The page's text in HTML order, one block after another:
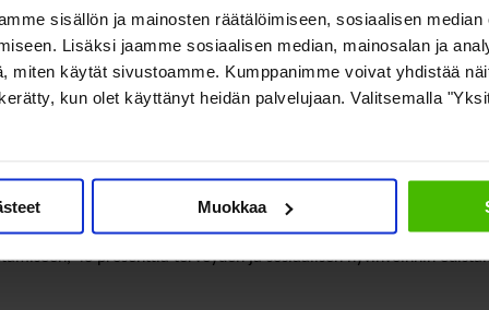
sisällön ja mainosten räätälöimiseen, sosiaalisen
Lisäksi jaamme sosiaalisen median, mainosalan ja
miten käytät sivustoamme. Kumppanimme voivat yhdistää
kun olet käyttänyt heidän palvelujaan. Valitsemalla
Muokkaa
ja rahapeliongelmia voidaan hillitä tehokkaasti.
ei ole väliä, kuinka hienot pelihaittojen torjuntakeinot
Tarvitaan valtion ja peliyhtiön yhteinen pelikirja siitä,
euroa vuodessa. Rahapelien tuotto käytetään yleishyödyllisiin
43 prosenttia terveyden ja sosiaalisen hyvinvoinnin